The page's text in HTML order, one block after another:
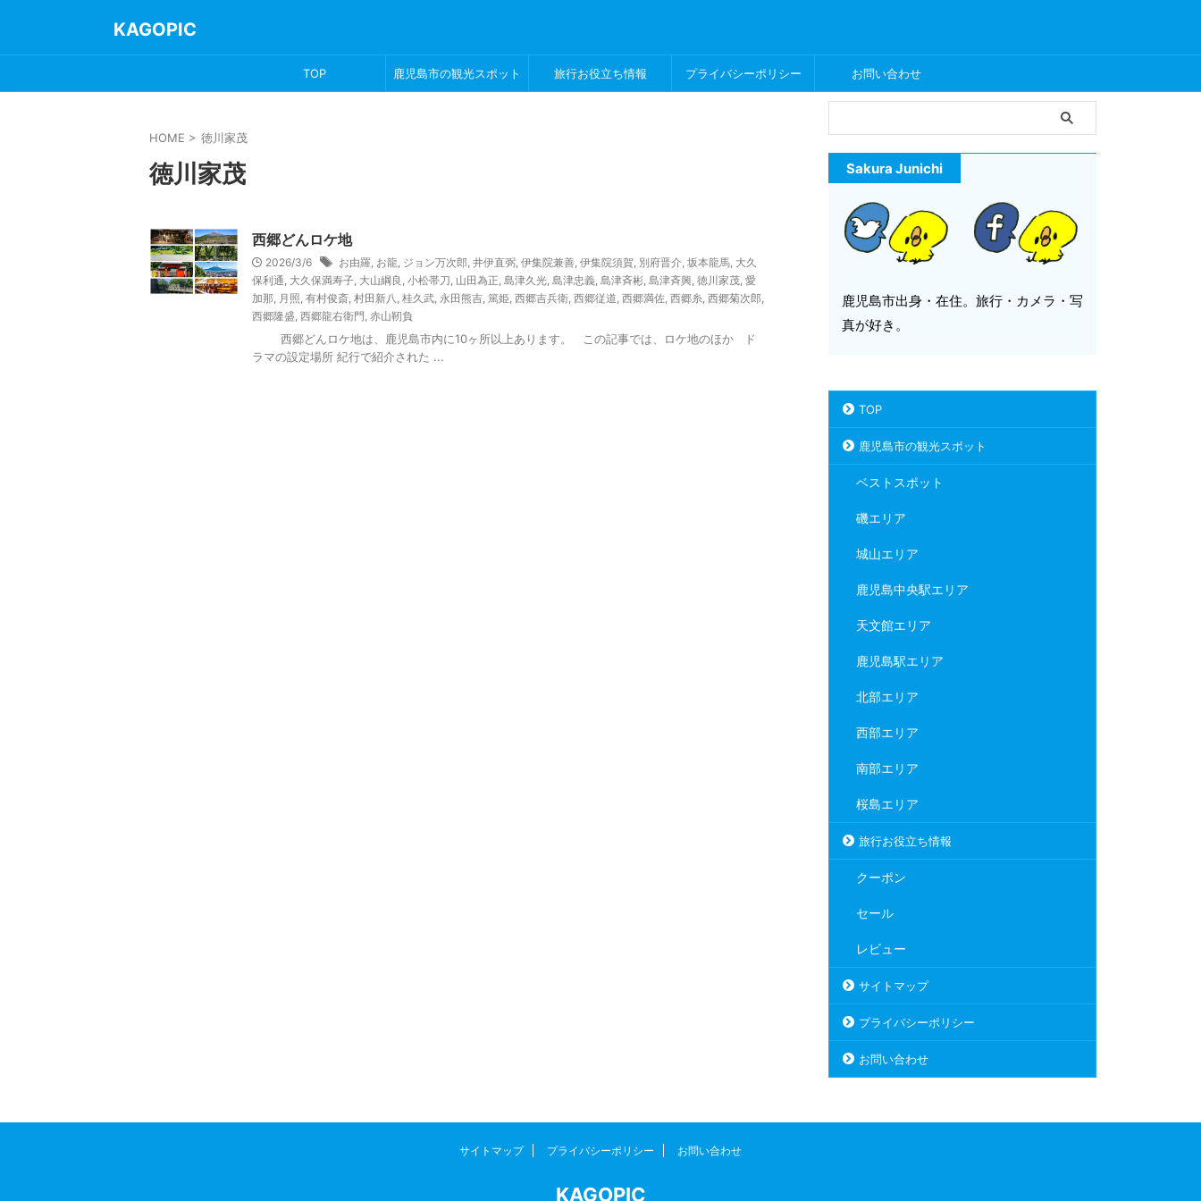
KAGOPIC
TOP 鹿児島市の観光スポット 旅行お役立ち情報 プライバシーポリシー お問い合わせ
HOME > 徳川家茂
徳川家茂
西郷どんロケ地
2026/3/6 お由羅, お龍, ジョン万次郎, 井伊直弼, 伊集院兼善, 伊集院須賀, 別府晋介, 坂本龍馬, 大久
保利通, 大久保満寿子, 大山綱良 , 小松帯刀, 山田為正, 島津久光, 島津忠義, 島津斉彬, 島津斉興, 徳川家茂, 愛
加那, 月照, 有村俊斎, 村田新八, 桂久武, 永田熊吉, 篤姫, 西郷吉兵衛, 西郷従道, 西郷満佐, 西郷糸, 西郷菊次郎,
西郷隆盛, 西郷龍右衛門, 赤山靭負
西郷どんロケ地は、鹿児島市内に10ヶ所以上あります。 この記事では、ロケ地のほか ド
ラマの設定場所 紀行で紹介された ...
Sakura Junichi
鹿児島市出身・在住。旅行・カメラ・写
真が好き。
TOP
鹿児島市の観光スポット
ベストスポット
磯エリア
城山エリア
鹿児島中央駅エリア
天文館エリア
鹿児島駅エリア
北部エリア
西部エリア
南部エリア
桜島エリア
旅行お役立ち情報
クーポン
セール
レビュー
サイトマップ
プライバシーポリシー
お問い合わせ
サイトマップ プライバシーポリシー お問い合わせ
KAGOPIC